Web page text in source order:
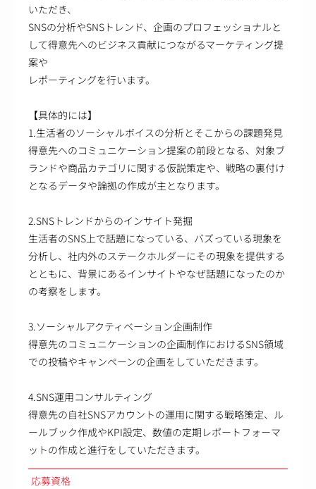
いただき、
SNSの分析やSNSトレンド、企画のプロフェッショナルと
して得意先へのビジネス貢献につながるマーケティング提
案や
レポーティングを行います。
【具体的には】
1.生活者のソーシャルボイスの分析とそこからの課題発見
得意先へのコミュニケーション提案の前段となる、対象ブ
ランドや商品カテゴリに関する仮説策定や、戦略の裏付け
となるデータや論拠の作成が主となります。
2.SNSトレンドからのインサイト発掘
生活者のSNS上で話題になっている、バズっている現象を
分析し、社内外のステークホルダーにその現象を提供する
とともに、背景にあるインサイトやなぜ話題になったのか
の考察をします。
3.ソーシャルアクティベーション企画制作
得意先のコミュニケーションの企画制作におけるSNS領域
での投稿やキャンペーンの企画をしていただきます。
4.SNS運用コンサルティング
得意先の自社SNSアカウントの運用に関する戦略策定、ル
ールブック作成やKPI設定、数値の定期レポートフォーマ
ットの作成と進行をしていただきます。
応募資格